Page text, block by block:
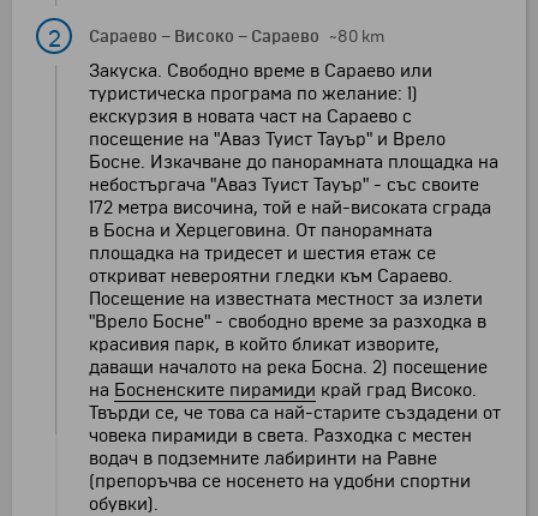
2 Сараево – Високо – Сараево ~80 km
Закуска. Свободно време в Сараево или
туристическа програма по желание: 1)
екскурзия в новата част на Сараево с
посещение на "Аваз Туист Тауър" и Врело
Босне. Изкачване до панорамната площадка на
небостъргача "Аваз Туист Тауър" - със своите
172 метра височина, той е най-високата сграда
в Босна и Херцеговина. От панорамната
площадка на тридесет и шестия етаж се
откриват невероятни гледки към Сараево.
Посещение на известната местност за излети
"Врело Босне" - свободно време за разходка в
красивия парк, в който бликат изворите,
даващи началото на река Босна. 2) посещение
на Босненските пирамиди край град Високо.
Твърди се, че това са най-старите създадени от
човека пирамиди в света. Разходка с местен
водач в подземните лабиринти на Равне
(препоръчва се носенето на удобни спортни
обувки).